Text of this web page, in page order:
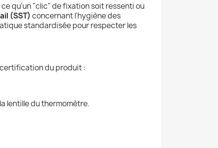
qu'un "clic" de fixation soit ressenti ou
(SST) concernant l'hygiène des
standardisée pour respecter les
du produit :
lentille du thermomètre.